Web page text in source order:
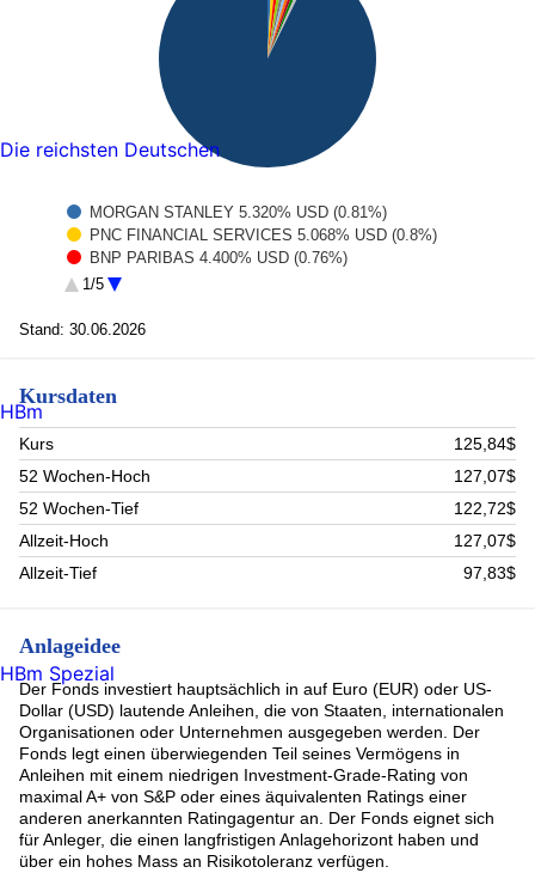
MORGAN STANLEY 5.320% USD (0.81%)
PNC FINANCIAL SERVICES 5.068% USD (0.8%)
BNP PARIBAS 4.400% USD (0.76%)
KINDER MORGAN INC 4.800% USD (0.75%)
WEA FINANCE LLC 3.500% USD (0.7%)
US BANCORP 4.548% USD (0.68%)
1/5
Stand: 30.06.2026
Kursdaten
Kurs
125,84$
52 Wochen-Hoch
127,07$
52 Wochen-Tief
122,72$
Allzeit-Hoch
127,07$
Allzeit-Tief
97,83$
Anlageidee
Der Fonds investiert hauptsächlich in auf Euro (EUR) oder US-
Dollar (USD) lautende Anleihen, die von Staaten, internationalen
Organisationen oder Unternehmen ausgegeben werden. Der
Fonds legt einen überwiegenden Teil seines Vermögens in
Anleihen mit einem niedrigen Investment-Grade-Rating von
maximal A+ von S&P oder eines äquivalenten Ratings einer
anderen anerkannten Ratingagentur an. Der Fonds eignet sich
für Anleger, die einen langfristigen Anlagehorizont haben und
über ein hohes Mass an Risikotoleranz verfügen.
Die reichsten Deutschen
HBm
HBm Spezial